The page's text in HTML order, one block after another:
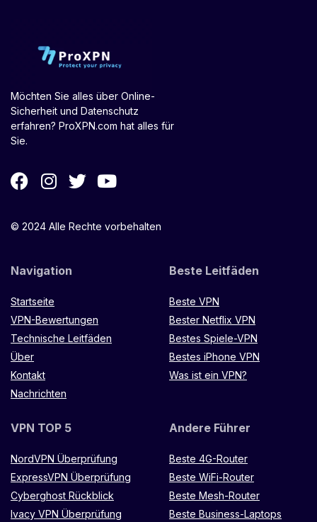
Möchten Sie alles über Online-
Sicherheit und Datenschutz
erfahren? ProXPN.com hat alles für
Sie.
© 2024 Alle Rechte vorbehalten
Navigation
Startseite
VPN-Bewertungen
Technische Leitfäden
Über
Kontakt
Nachrichten
Beste Leitfäden
Beste VPN
Bester Netflix VPN
Bestes Spiele-VPN
Bestes iPhone VPN
Was ist ein VPN?
VPN TOP 5
NordVPN Überprüfung
ExpressVPN Überprüfung
Cyberghost Rückblick
Ivacy VPN Überprüfung
Andere Führer
Beste 4G-Router
Beste WiFi-Router
Beste Mesh-Router
Beste Business-Laptops